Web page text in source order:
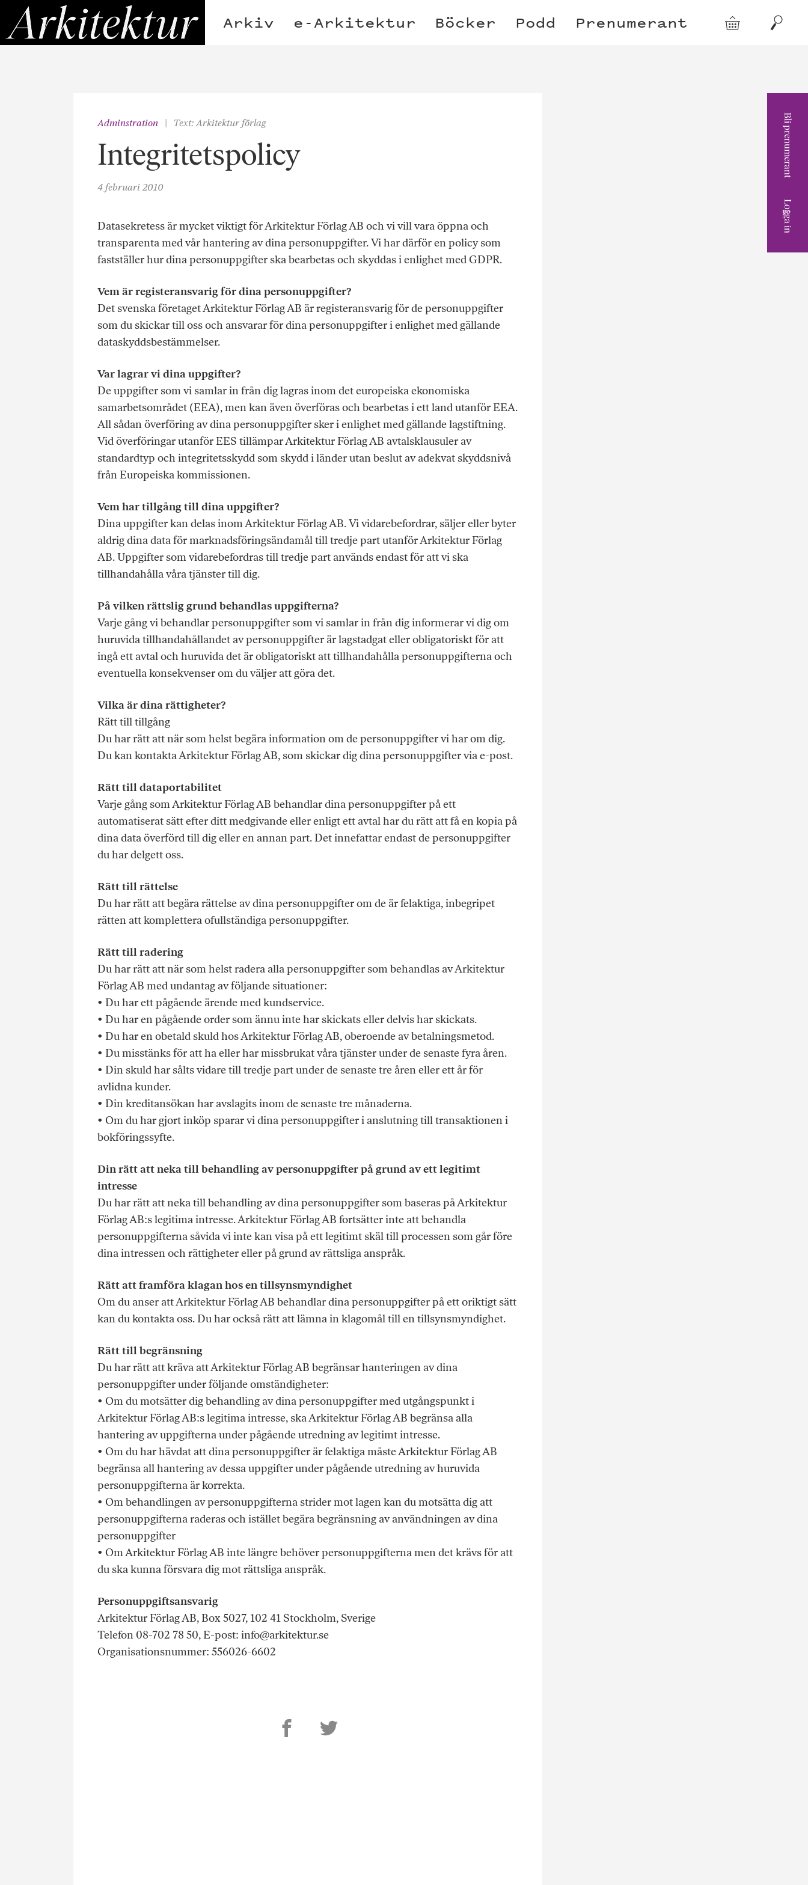
Hoppa
innehållet
Arkitektur
Arkiv e-Arkitektur Böcker Podd Prenumerant Varukorg Sök
Bli prenumerant
Logga in
Adminstration Text: Arkitektur förlag
Integritetspolicy
4 februari 2010
Datasekretess är mycket viktigt för Arkitektur Förlag AB och vi vill vara öppna och
transparenta med vår hantering av dina personuppgifter. Vi har därför en policy som
fastställer hur dina personuppgifter ska bearbetas och skyddas i enlighet med GDPR.
Vem är registeransvarig för dina personuppgifter?
Det svenska företaget Arkitektur Förlag AB är registeransvarig för de personuppgifter
som du skickar till oss och ansvarar för dina personuppgifter i enlighet med gällande
dataskyddsbestämmelser.
Var lagrar vi dina uppgifter?
De uppgifter som vi samlar in från dig lagras inom det europeiska ekonomiska
samarbetsområdet (EEA), men kan även överföras och bearbetas i ett land utanför EEA.
All sådan överföring av dina personuppgifter sker i enlighet med gällande lagstiftning.
Vid överföringar utanför EES tillämpar Arkitektur Förlag AB avtalsklausuler av
standardtyp och integritetsskydd som skydd i länder utan beslut av adekvat skyddsnivå
från Europeiska kommissionen.
Vem har tillgång till dina uppgifter?
Dina uppgifter kan delas inom Arkitektur Förlag AB. Vi vidarebefordrar, säljer eller byter
aldrig dina data för marknadsföringsändamål till tredje part utanför Arkitektur Förlag
AB. Uppgifter som vidarebefordras till tredje part används endast för att vi ska
tillhandahålla våra tjänster till dig.
På vilken rättslig grund behandlas uppgifterna?
Varje gång vi behandlar personuppgifter som vi samlar in från dig informerar vi dig om
huruvida tillhandahållandet av personuppgifter är lagstadgat eller obligatoriskt för att
ingå ett avtal och huruvida det är obligatoriskt att tillhandahålla personuppgifterna och
eventuella konsekvenser om du väljer att göra det.
Vilka är dina rättigheter?
Rätt till tillgång
Du har rätt att när som helst begära information om de personuppgifter vi har om dig.
Du kan kontakta Arkitektur Förlag AB, som skickar dig dina personuppgifter via e-post.
Rätt till dataportabilitet
Varje gång som Arkitektur Förlag AB behandlar dina personuppgifter på ett
automatiserat sätt efter ditt medgivande eller enligt ett avtal har du rätt att få en kopia på
dina data överförd till dig eller en annan part. Det innefattar endast de personuppgifter
du har delgett oss.
Rätt till rättelse
Du har rätt att begära rättelse av dina personuppgifter om de är felaktiga, inbegripet
rätten att komplettera ofullständiga personuppgifter.
Rätt till radering
Du har rätt att när som helst radera alla personuppgifter som behandlas av Arkitektur
Förlag AB med undantag av följande situationer:
• Du har ett pågående ärende med kundservice.
• Du har en pågående order som ännu inte har skickats eller delvis har skickats.
• Du har en obetald skuld hos Arkitektur Förlag AB, oberoende av betalningsmetod.
• Du misstänks för att ha eller har missbrukat våra tjänster under de senaste fyra åren.
• Din skuld har sålts vidare till tredje part under de senaste tre åren eller ett år för
avlidna kunder.
• Din kreditansökan har avslagits inom de senaste tre månaderna.
• Om du har gjort inköp sparar vi dina personuppgifter i anslutning till transaktionen i
bokföringssyfte.
Din rätt att neka till behandling av personuppgifter på grund av ett legitimt
intresse
Du har rätt att neka till behandling av dina personuppgifter som baseras på Arkitektur
Förlag AB:s legitima intresse. Arkitektur Förlag AB fortsätter inte att behandla
personuppgifterna såvida vi inte kan visa på ett legitimt skäl till processen som går före
dina intressen och rättigheter eller på grund av rättsliga anspråk.
Rätt att framföra klagan hos en tillsynsmyndighet
Om du anser att Arkitektur Förlag AB behandlar dina personuppgifter på ett oriktigt sätt
kan du kontakta oss. Du har också rätt att lämna in klagomål till en tillsynsmyndighet.
Rätt till begränsning
Du har rätt att kräva att Arkitektur Förlag AB begränsar hanteringen av dina
personuppgifter under följande omständigheter:
• Om du motsätter dig behandling av dina personuppgifter med utgångspunkt i
Arkitektur Förlag AB:s legitima intresse, ska Arkitektur Förlag AB begränsa alla
hantering av uppgifterna under pågående utredning av legitimt intresse.
• Om du har hävdat att dina personuppgifter är felaktiga måste Arkitektur Förlag AB
begränsa all hantering av dessa uppgifter under pågående utredning av huruvida
personuppgifterna är korrekta.
• Om behandlingen av personuppgifterna strider mot lagen kan du motsätta dig att
personuppgifterna raderas och istället begära begränsning av användningen av dina
personuppgifter
• Om Arkitektur Förlag AB inte längre behöver personuppgifterna men det krävs för att
du ska kunna försvara dig mot rättsliga anspråk.
Personuppgiftsansvarig
Arkitektur Förlag AB, Box 5027, 102 41 Stockholm, Sverige
Telefon 08-702 78 50, E-post: info@arkitektur.se
Organisationsnummer: 556026-6602